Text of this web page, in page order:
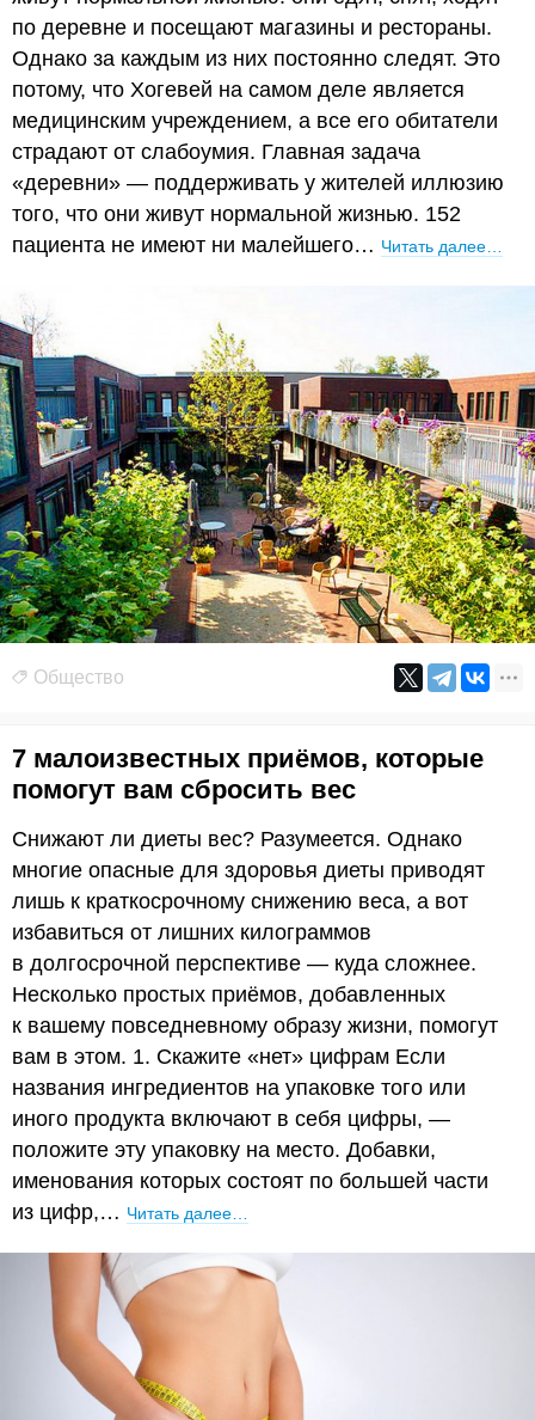
по деревне и посещают магазины и рестораны.
Однако за каждым из них постоянно следят. Это
потому, что Хогевей на самом деле является
медицинским учреждением, а все его обитатели
страдают от слабоумия. Главная задача
«деревни» — поддерживать у жителей иллюзию
того, что они живут нормальной жизнью. 152
пациента не имеют ни малейшего… Читать далее…
Общество
7 малоизвестных приёмов, которые
помогут вам сбросить вес
Снижают ли диеты вес? Разумеется. Однако
многие опасные для здоровья диеты приводят
лишь к краткосрочному снижению веса, а вот
избавиться от лишних килограммов
в долгосрочной перспективе — куда сложнее.
Несколько простых приёмов, добавленных
к вашему повседневному образу жизни, помогут
вам в этом. 1. Скажите «нет» цифрам Если
названия ингредиентов на упаковке того или
иного продукта включают в себя цифры, —
положите эту упаковку на место. Добавки,
именования которых состоят по большей части
из цифр,… Читать далее…